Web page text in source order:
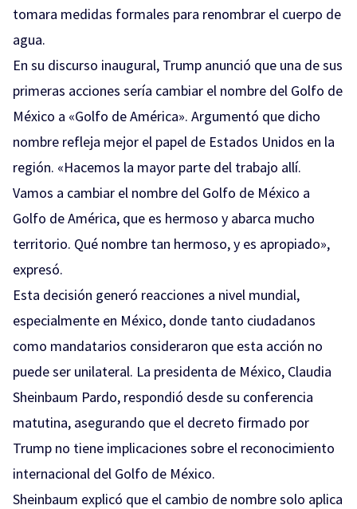
tomara medidas formales para renombrar el cuerpo de
agua.
En su discurso inaugural, Trump anunció que una de sus
primeras acciones sería cambiar el nombre del Golfo de
México a «Golfo de América». Argumentó que dicho
nombre refleja mejor el papel de Estados Unidos en la
región. «Hacemos la mayor parte del trabajo allí.
Vamos a cambiar el nombre del Golfo de México a
Golfo de América, que es hermoso y abarca mucho
territorio. Qué nombre tan hermoso, y es apropiado»,
expresó.
Esta decisión generó reacciones a nivel mundial,
especialmente en México, donde tanto ciudadanos
como mandatarios consideraron que esta acción no
puede ser unilateral. La presidenta de México, Claudia
Sheinbaum Pardo, respondió desde su conferencia
matutina, asegurando que el decreto firmado por
Trump no tiene implicaciones sobre el reconocimiento
internacional del Golfo de México.
Sheinbaum explicó que el cambio de nombre solo aplica